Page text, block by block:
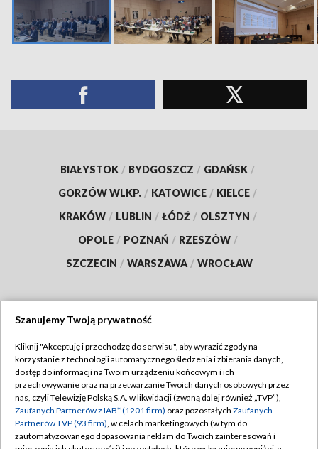
BIAŁYSTOK / BYDGOSZCZ / GDAŃSK /
GORZÓW WLKP. / KATOWICE / KIELCE /
KRAKÓW / LUBLIN / ŁÓDŹ / OLSZTYN /
OPOLE / POZNAŃ / RZESZÓW /
SZCZECIN / WARSZAWA / WROCŁAW
TVP
Abonament TVP
Emisja w TVP
Centrum informacji TVP
Regulamin TVP
Polityka prywatności
Moje zgody
Szanujemy Twoją prywatność
Kliknij "Akceptuję i przechodzę do serwisu", aby wyrazić zgody na
korzystanie z technologii automatycznego śledzenia i zbierania danych,
dostęp do informacji na Twoim urządzeniu końcowym i ich
przechowywanie oraz na przetwarzanie Twoich danych osobowych przez
nas, czyli Telewizję Polską S.A. w likwidacji (zwaną dalej również „TVP”),
Zaufanych Partnerów z IAB* (1201 firm) oraz pozostałych Zaufanych
Partnerów TVP (93 firm), w celach marketingowych (w tym do
zautomatyzowanego dopasowania reklam do Twoich zainteresowań i